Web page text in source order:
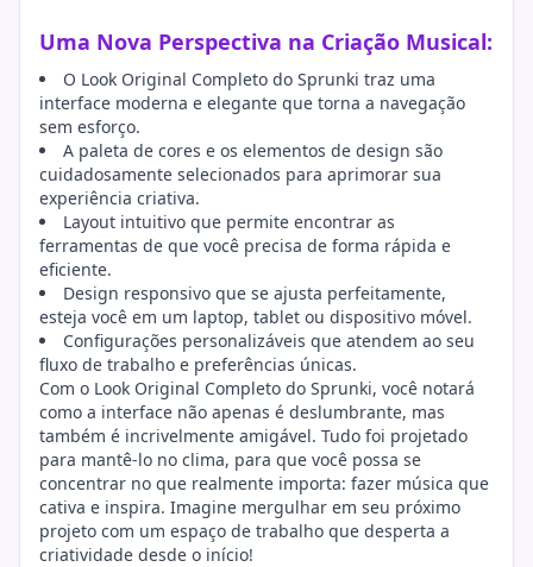
Uma Nova Perspectiva na Criação Musical:
O Look Original Completo do Sprunki traz uma
interface moderna e elegante que torna a navegação
sem esforço.
A paleta de cores e os elementos de design são
cuidadosamente selecionados para aprimorar sua
experiência criativa.
Layout intuitivo que permite encontrar as
ferramentas de que você precisa de forma rápida e
eficiente.
Design responsivo que se ajusta perfeitamente,
esteja você em um laptop, tablet ou dispositivo móvel.
Configurações personalizáveis que atendem ao seu
fluxo de trabalho e preferências únicas.
Com o Look Original Completo do Sprunki, você notará
como a interface não apenas é deslumbrante, mas
também é incrivelmente amigável. Tudo foi projetado
para mantê-lo no clima, para que você possa se
concentrar no que realmente importa: fazer música que
cativa e inspira. Imagine mergulhar em seu próximo
projeto com um espaço de trabalho que desperta a
criatividade desde o início!